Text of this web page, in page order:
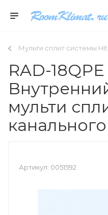
Мульти сплит системы
RAD-
мульти
Артикул: 0051592